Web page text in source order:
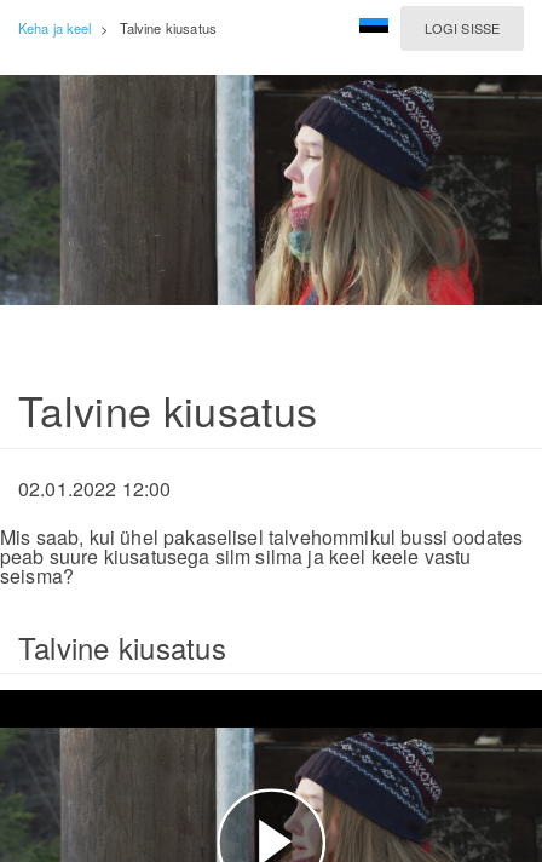
LOGI SISSE
Keha ja keel > Talvine kiusatus
Talvine kiusatus
02.01.2022 12:00
Mis saab, kui ühel pakaselisel talvehommikul bussi oodates
peab suure kiusatusega silm silma ja keel keele vastu
seisma?
Talvine kiusatus
Esita